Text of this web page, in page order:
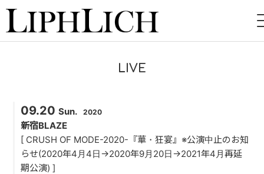
LIVE
INSTORE
BAND
LIVE
09.20 Sun. 2020
新宿BLAZE
[ CRUSH OF MODE-2020-『華・狂宴』※公演中止のお知
らせ(2020年4月4日→2020年9月20日→2021年4月再延
期公演) ]